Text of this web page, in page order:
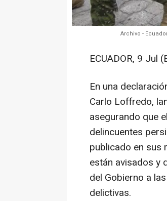
Archivo -
ECUADOR, 9 Jul
En una
Carlo Loffredo,
asegurando que
delincuentes
publicado en sus
están avisados y
del Gobierno a
delictivas.